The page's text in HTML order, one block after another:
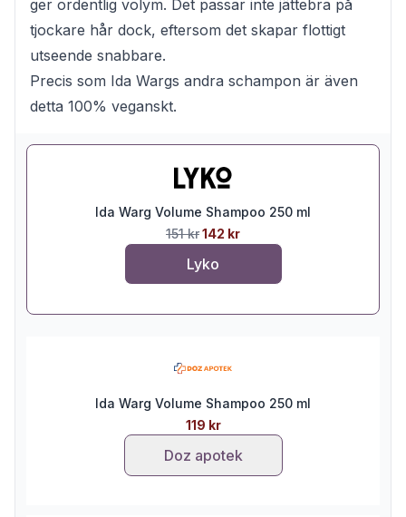
ger ordentlig volym. Det passar inte jättebra på
tjockare hår dock, eftersom det skapar flottigt
utseende snabbare.
Precis som Ida Wargs andra schampon är även
detta 100% veganskt.
Ida Warg Volume Shampoo 250 ml
151 kr142 kr
Lyko
Ida Warg Volume Shampoo 250 ml
119 kr
Doz apotek